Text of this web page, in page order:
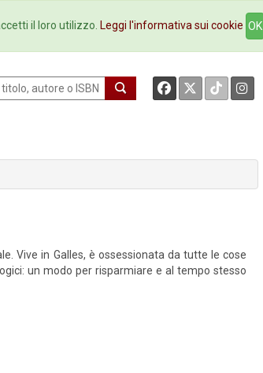
Ebookstore Contatti
Vive in Galles, è ossessionata da tutte le cose
un modo per risparmiare e al tempo stesso
il loro utilizzo. Leggi l'informativa sui cookie OK